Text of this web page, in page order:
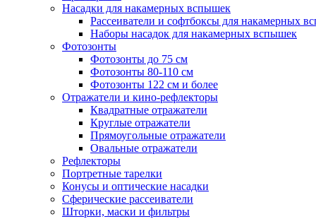
Насадки для накамерных вспышек
Рассеиватели и софтбоксы для накамерных
Наборы насадок для накамерных вспышек
Фотозонты
Фотозонты до 75 см
Фотозонты 80-110 см
Фотозонты 122 см и более
Отражатели и кино-рефлекторы
Квадратные отражатели
Круглые отражатели
Прямоугольные отражатели
Овальные отражатели
Рефлекторы
Портретные тарелки
Конусы и оптические насадки
Сферические рассеиватели
Шторки, маски и фильтры